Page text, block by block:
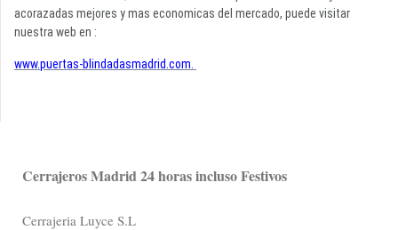
acorazadas mejores y mas economicas del mercado, puede visitar
nuestra web en :
www.puertas-blindadasmadrid.com.
Cerrajeros Madrid 24 horas incluso Festivos
Cerrajeria Luyce S.L